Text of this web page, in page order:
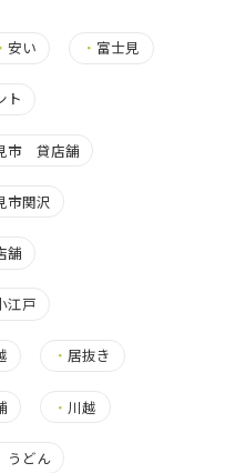
・安い ・ 富士見
ト
市 貸店舗
市関沢
舗
江戸
・居抜き
・ 川越
どん